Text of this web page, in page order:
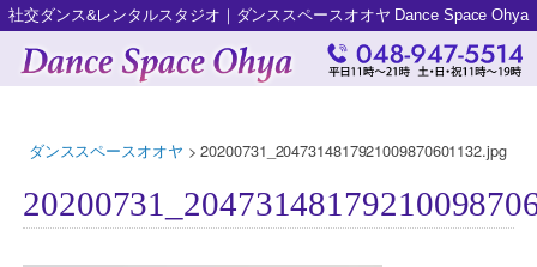
社交ダンス&レンタルスタジオ｜ダンススペースオオヤ Dance Space Ohya
ダンススペースオオヤ >20200731_2047314817921009870601132.jpg